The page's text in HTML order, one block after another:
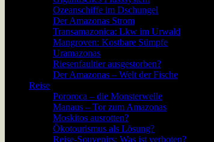
Ozeanschiffe im Dschungel
Der Amazonas Strom
Transamazonica: Lkw im Urwald
Mangroven: Kostbare Sümpfe
Uramazonas
Riesenfaultier ausgestorben?
Der Amazonas – Welt der Fische
Reise
Pororoca – die Monsterwelle
Manaus – Tor zum Amazonas
Moskitos ausrotten?
Ökotourismus als Lösung?
Reise-Souvenirs: Was ist verboten?